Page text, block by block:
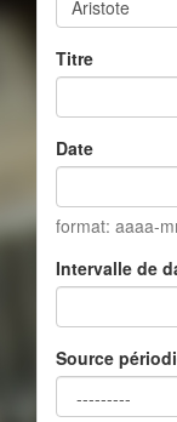
Titre
Date
format: aaaa-
Intervalle de
Source